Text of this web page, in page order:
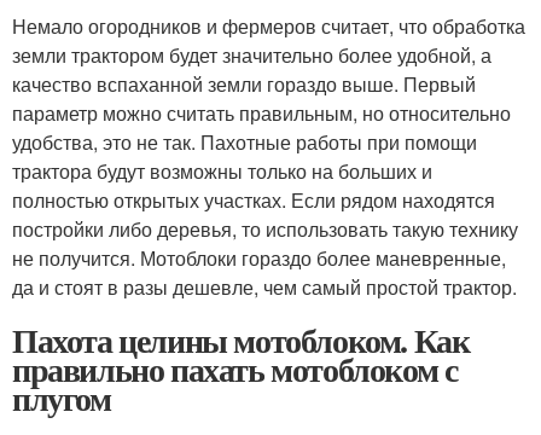
Немало огородников и фермеров считает, что обработка
земли трактором будет значительно более удобной, а
качество вспаханной земли гораздо выше. Первый
параметр можно считать правильным, но относительно
удобства, это не так. Пахотные работы при помощи
трактора будут возможны только на больших и
полностью открытых участках. Если рядом находятся
постройки либо деревья, то использовать такую технику
не получится. Мотоблоки гораздо более маневренные,
да и стоят в разы дешевле, чем самый простой трактор.
Пахота целины мотоблоком. Как
правильно пахать мотоблоком с
плугом